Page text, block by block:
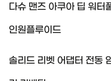
다슈 맨즈 아쿠아 딥 워
인원플루이드
솔리드 리벳 어댑터 전동